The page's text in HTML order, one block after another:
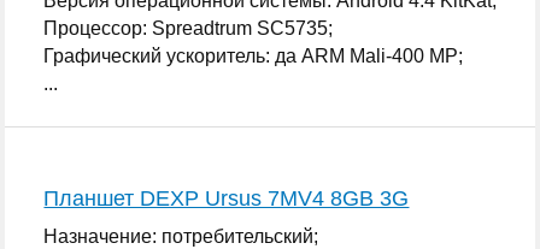
Процессор: Spreadtrum SC5735;
Графический ускоритель: да ARM Mali-400 MP;
...
Планшет DEXP Ursus 7MV4 8GB 3G
Назначение: потребительский;